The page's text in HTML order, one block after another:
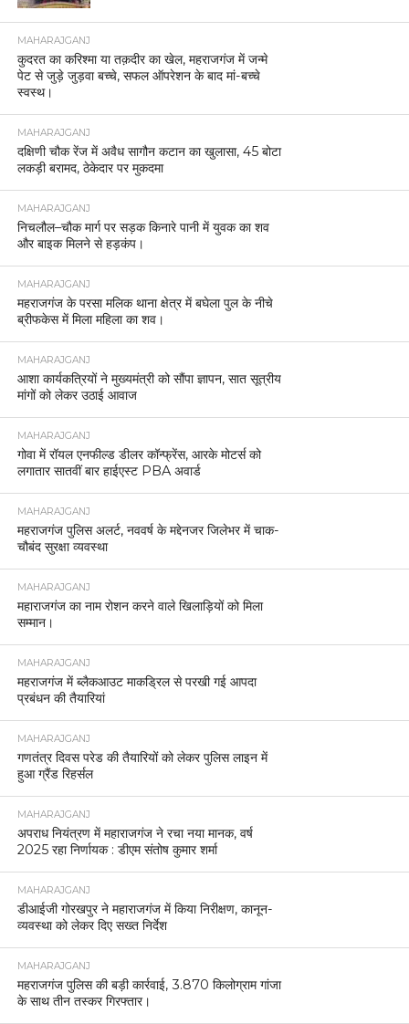
MAHARAJGANJ
कुदरत का करिश्मा या तक़दीर का खेल, महराजगंज में जन्मे
पेट से जुड़े जुड़वा बच्चे, सफल ऑपरेशन के बाद मां-बच्चे
स्वस्थ।
MAHARAJGANJ
दक्षिणी चौक रेंज में अवैध सागौन कटान का खुलासा, 45 बोटा
लकड़ी बरामद, ठेकेदार पर मुकदमा
MAHARAJGANJ
निचलौल–चौक मार्ग पर सड़क किनारे पानी में युवक का शव
और बाइक मिलने से हड़कंप।
MAHARAJGANJ
महराजगंज के परसा मलिक थाना क्षेत्र में बघेला पुल के नीचे
ब्रीफकेस में मिला महिला का शव।
MAHARAJGANJ
आशा कार्यकत्रियों ने मुख्यमंत्री को सौंपा ज्ञापन, सात सूत्रीय
मांगों को लेकर उठाई आवाज
MAHARAJGANJ
गोवा में रॉयल एनफील्ड डीलर कॉन्फ्रेंस, आरके मोटर्स को
लगातार सातवीं बार हाईएस्ट PBA अवार्ड
MAHARAJGANJ
महराजगंज पुलिस अलर्ट, नववर्ष के मद्देनजर जिलेभर में चाक-
चौबंद सुरक्षा व्यवस्था
MAHARAJGANJ
महाराजगंज का नाम रोशन करने वाले खिलाड़ियों को मिला
सम्मान।
MAHARAJGANJ
महराजगंज में ब्लैकआउट माकड्रिल से परखी गई आपदा
प्रबंधन की तैयारियां
MAHARAJGANJ
गणतंत्र दिवस परेड की तैयारियों को लेकर पुलिस लाइन में
हुआ ग्रैंड रिहर्सल
MAHARAJGANJ
अपराध नियंत्रण में महाराजगंज ने रचा नया मानक, वर्ष
2025 रहा निर्णायक : डीएम संतोष कुमार शर्मा
MAHARAJGANJ
डीआईजी गोरखपुर ने महाराजगंज में किया निरीक्षण, कानून-
व्यवस्था को लेकर दिए सख्त निर्देश
MAHARAJGANJ
महराजगंज पुलिस की बड़ी कार्रवाई, 3.870 किलोग्राम गांजा
के साथ तीन तस्कर गिरफ्तार।